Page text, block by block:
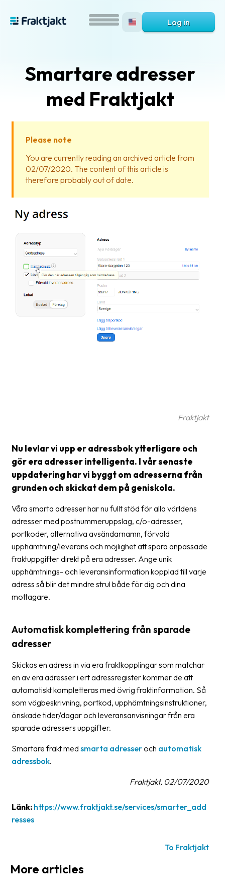
is
Fraktjakt?
Help?
FAQ
Glossary
Packing
Shipping
Downloads
Barcode
scanner
About
the
company
About
Fraktjakt
Coworkers
Job
career
News
archive
Contact
Terms
conditions
dangerous
Log in
Smartare adresser
med Fraktjakt
Please note
You are currently reading an archived article from
02/07/2020. The content of this article is
therefore probably out of date.
Fraktjakt
Nu levlar vi upp er adressbok ytterligare och
gör era adresser intelligenta. I vår senaste
uppdatering har vi byggt om adresserna från
grunden och skickat dem på geniskola.
Våra smarta adresser har nu fullt stöd för alla världens
adresser med postnummeruppslag, c/o-adresser,
portkoder, alternativa avsändarnamn, förvald
upphämtning/leverans och möjlighet att spara anpassade
fraktuppgifter direkt på era adresser. Ange unik
upphämtnings- och leveransinformation kopplad till varje
adress så blir det mindre strul både för dig och dina
mottagare.
Automatisk komplettering från sparade
adresser
Skickas en adress in via era fraktkopplingar som matchar
en av era adresser i ert adressregister kommer de att
automatiskt kompletteras med övrig fraktinformation. Så
som vägbeskrivning, portkod, upphämtningsinstruktioner,
önskade tider/dagar och leveransanvisningar från era
sparade adressers uppgifter.
Smartare frakt med smarta adresseroch automatisk
adressbok.
Fraktjakt, 02/07/2020
Länk: https://www.fraktjakt.se/services/smarter_add
resses
To Fraktjakt
More articles